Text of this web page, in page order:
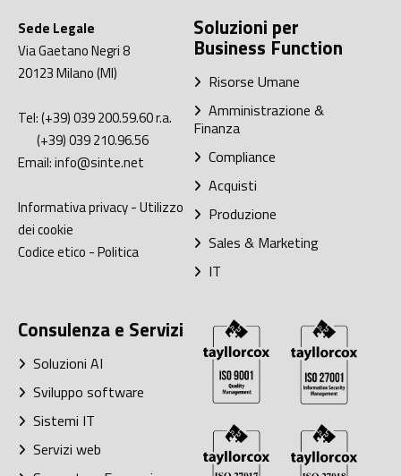
Sede Legale
Via Gaetano Negri 8
20123Milano (MI)
Tel:(+39) 039 200.59.60r.a.
(+39) 039 210.96.56
Email:info@sinte.net
Informativa privacy-Utilizzo
dei cookie
Codice etico -Politica
Soluzioni per
Business Function
Risorse Umane
Amministrazione &
Finanza
Compliance
Acquisti
Produzione
Sales & Marketing
IT
Consulenza e Servizi
Soluzioni AI
Sviluppo software
Sistemi IT
Servizi web